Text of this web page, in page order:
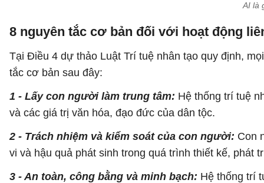
AI là
8 nguyên tắc cơ bản đối với hoạt động
Tại Điều 4 dự thảo Luật Trí tuệ nhân tạo quy định,
tắc cơ bản sau đây:
1 - Lấy con người làm trung tâm: Hệ thống trí tuệ
và các giá trị văn hóa, đạo đức của dân tộc.
2 - Trách nhiệm và kiểm soát của con người: Con
vi và hậu quả phát sinh trong quá trình thiết kế, phát
3 - An toàn, công bằng và minh bạch: Hệ thống trí